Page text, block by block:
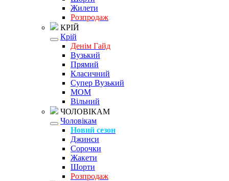
Жилети
Розпродаж
КРІЙ
Крій
Денім Гайд
Вузький
Прямий
Класичний
Супер Вузький
MOM
Вільний
ЧОЛОВІКАМ
Чоловікам
Новий сезон
Джинси
Сорочки
Жакети
Шорти
Розпродаж